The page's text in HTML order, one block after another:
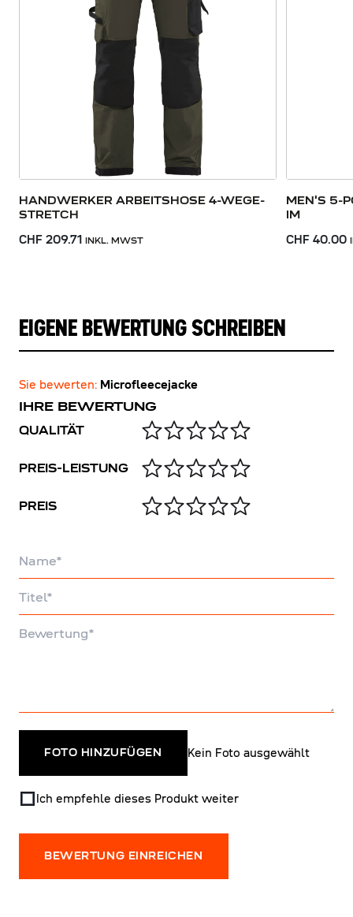
HANDWERKER ARBEITSHOSE 4-WEGE-
STRETCH
CHF 209.71 INKL. MWST
MEN'S 5-
IM
CHF 40.00
EIGENE BEWERTUNG SCHREIBEN
Sie bewerten: Microfleecejacke
IHRE BEWERTUNG
QUALITÄT
PREIS-LEISTUNG
PREIS
FOTO HINZUFÜGEN Kein Foto ausgewählt
Ich empfehle dieses Produkt weiter
BEWERTUNG EINREICHEN